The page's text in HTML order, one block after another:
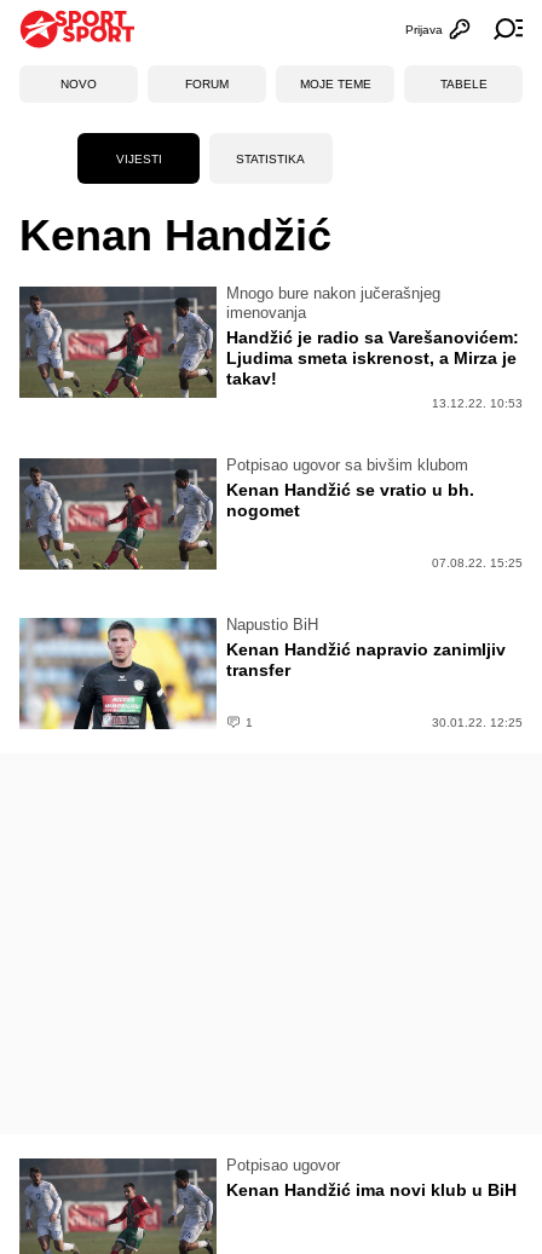
Otvori
Prijava
NOVO FORUM MOJE TEME TABELE
VIJESTI STATISTIKA
Kenan Handžić
Mnogo bure nakon jučerašnjeg
imenovanja
Handžić je radio sa Varešanovićem:
Ljudima smeta iskrenost, a Mirza je
takav!
13.12.22. 10:53
Potpisao ugovor sa bivšim klubom
Kenan Handžić se vratio u bh.
nogomet
07.08.22. 15:25
Napustio BiH
Kenan Handžić napravio zanimljiv
transfer
1 30.01.22. 12:25
Potpisao ugovor
Kenan Handžić ima novi klub u BiH